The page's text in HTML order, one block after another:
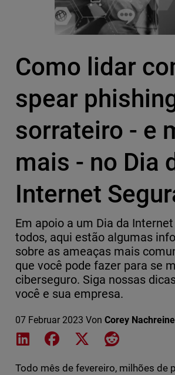
Como lidar
spear
sorrateiro - e
mais - no Dia
Internet
Em apoio a um Dia da
todos, aqui estão algumas
sobre as ameaças mais
que você pode fazer para se
ciberseguro. Siga nossas
você e sua empresa.
07 Februar 2023 Von Corey
Share on LinkedIn
Share on Facebook
Share on XShare on
Todo mês de fevereiro, milhões de